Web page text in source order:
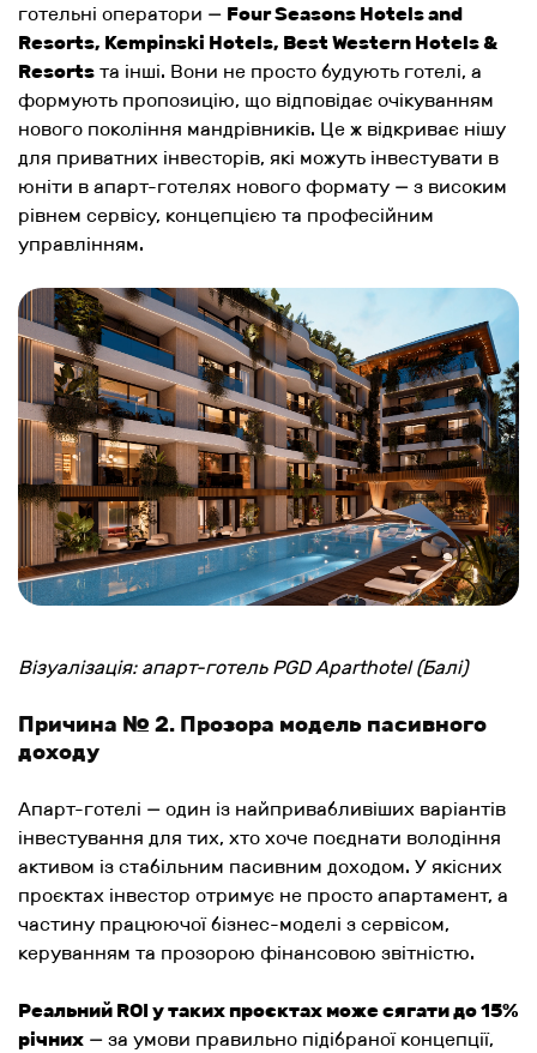
готельні оператори — Four Seasons Hotels and
Resorts, Kempinski Hotels, Best Western Hotels &
Resorts та інші. Вони не просто будують готелі, а
формують пропозицію, що відповідає очікуванням
нового покоління мандрівників. Це ж відкриває нішу
для приватних інвесторів, які можуть інвестувати в
юніти в апарт-готелях нового формату — з високим
рівнем сервісу, концепцією та професійним
управлінням.
Візуалізація: апарт-готель PGD Aparthotel (Балі)
Причина № 2. Прозора модель пасивного
доходу
Апарт-готелі — один із найпривабливіших варіантів
інвестування для тих, хто хоче поєднати володіння
активом із стабільним пасивним доходом. У якісних
проєктах інвестор отримує не просто апартамент, а
частину працюючої бізнес-моделі з сервісом,
керуванням та прозорою фінансовою звітністю.
Реальний ROI у таких проєктах може сягати до 15%
річних — за умови правильно підібраної концепції,